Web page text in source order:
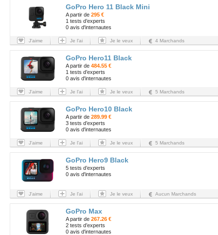
GoPro Hero 11 Black Mini
A partir de 295 €
1 tests d’experts
0 avis d'internautes
J'aime Je l'ai Je le veux 4 Marchands
GoPro Hero11 Black
A partir de 484.55 €
1 tests d’experts
0 avis d'internautes
J'aime Je l'ai Je le veux 5 Marchands
GoPro Hero10 Black
A partir de 289.99 €
3 tests d’experts
0 avis d'internautes
J'aime Je l'ai Je le veux 5 Marchands
GoPro Hero9 Black
5 tests d’experts
0 avis d'internautes
J'aime Je l'ai Je le veux Aucun Marchands
GoPro Max
A partir de 267.26 €
2 tests d’experts
0 avis d'internautes